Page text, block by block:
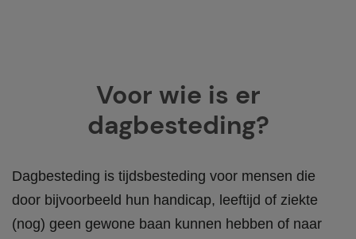
Voor wie is er
dagbesteding?
Dagbesteding is tijdsbesteding voor mensen die
door bijvoorbeeld hun handicap, leeftijd of ziekte
(nog) geen gewone baan kunnen hebben of naar